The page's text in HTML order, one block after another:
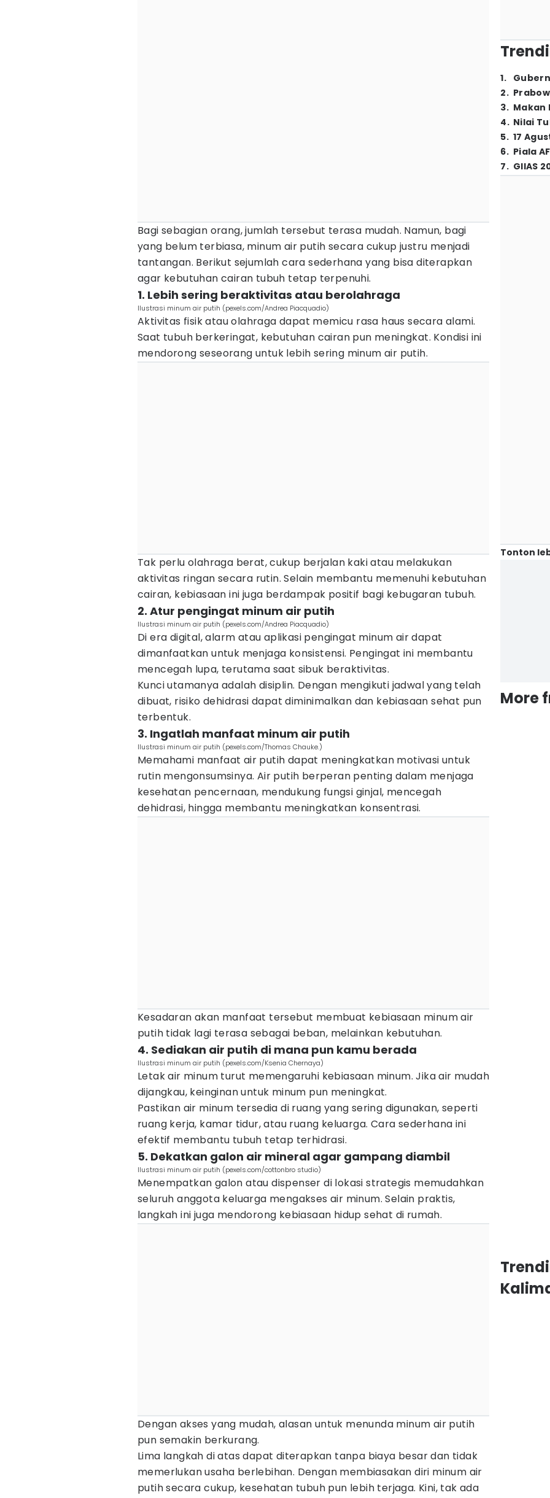
Bagi sebagian orang, jumlah tersebut terasa mudah. Namun, bagi
yang belum terbiasa, minum air putih secara cukup justru menjadi
tantangan. Berikut sejumlah cara sederhana yang bisa diterapkan
agar kebutuhan cairan tubuh tetap terpenuhi.
1. Lebih sering beraktivitas atau berolahraga
Ilustrasi minum air putih (pexels.com/Andrea Piacquadio)
Aktivitas fisik atau olahraga dapat memicu rasa haus secara alami.
Saat tubuh berkeringat, kebutuhan cairan pun meningkat. Kondisi ini
mendorong seseorang untuk lebih sering minum air putih.
Tak perlu olahraga berat, cukup berjalan kaki atau melakukan
aktivitas ringan secara rutin. Selain membantu memenuhi kebutuhan
cairan, kebiasaan ini juga berdampak positif bagi kebugaran tubuh.
2. Atur pengingat minum air putih
Ilustrasi minum air putih (pexels.com/Andrea Piacquadio)
Di era digital, alarm atau aplikasi pengingat minum air dapat
dimanfaatkan untuk menjaga konsistensi. Pengingat ini membantu
mencegah lupa, terutama saat sibuk beraktivitas.
Kunci utamanya adalah disiplin. Dengan mengikuti jadwal yang telah
dibuat, risiko dehidrasi dapat diminimalkan dan kebiasaan sehat pun
terbentuk.
3. Ingatlah manfaat minum air putih
Ilustrasi minum air putih (pexels.com/Thomas Chauke.)
Memahami manfaat air putih dapat meningkatkan motivasi untuk
rutin mengonsumsinya. Air putih berperan penting dalam menjaga
kesehatan pencernaan, mendukung fungsi ginjal, mencegah
dehidrasi, hingga membantu meningkatkan konsentrasi.
Kesadaran akan manfaat tersebut membuat kebiasaan minum air
putih tidak lagi terasa sebagai beban, melainkan kebutuhan.
4. Sediakan air putih di mana pun kamu berada
Ilustrasi minum air putih (pexels.com/Ksenia Chernaya)
Letak air minum turut memengaruhi kebiasaan minum. Jika air mudah
dijangkau, keinginan untuk minum pun meningkat.
Pastikan air minum tersedia di ruang yang sering digunakan, seperti
ruang kerja, kamar tidur, atau ruang keluarga. Cara sederhana ini
efektif membantu tubuh tetap terhidrasi.
5. Dekatkan galon air mineral agar gampang diambil
Ilustrasi minum air putih (pexels.com/cottonbro studio)
Menempatkan galon atau dispenser di lokasi strategis memudahkan
seluruh anggota keluarga mengakses air minum. Selain praktis,
langkah ini juga mendorong kebiasaan hidup sehat di rumah.
Dengan akses yang mudah, alasan untuk menunda minum air putih
pun semakin berkurang.
Lima langkah di atas dapat diterapkan tanpa biaya besar dan tidak
memerlukan usaha berlebihan. Dengan membiasakan diri minum air
putih secara cukup, kesehatan tubuh pun lebih terjaga. Kini, tak ada
1.
2.
3. Makan
4. Nilai
5. 17
6. Piala
7. GIIAS
Tonton
More